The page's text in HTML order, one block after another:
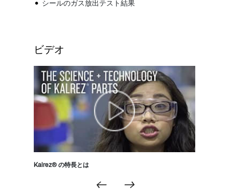
シールのガス放出テスト結果
ビデオ
Kalrez® の特長とは
← →